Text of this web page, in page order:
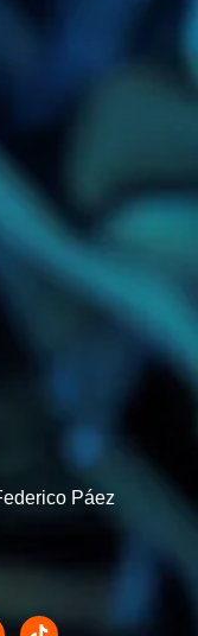
Páez